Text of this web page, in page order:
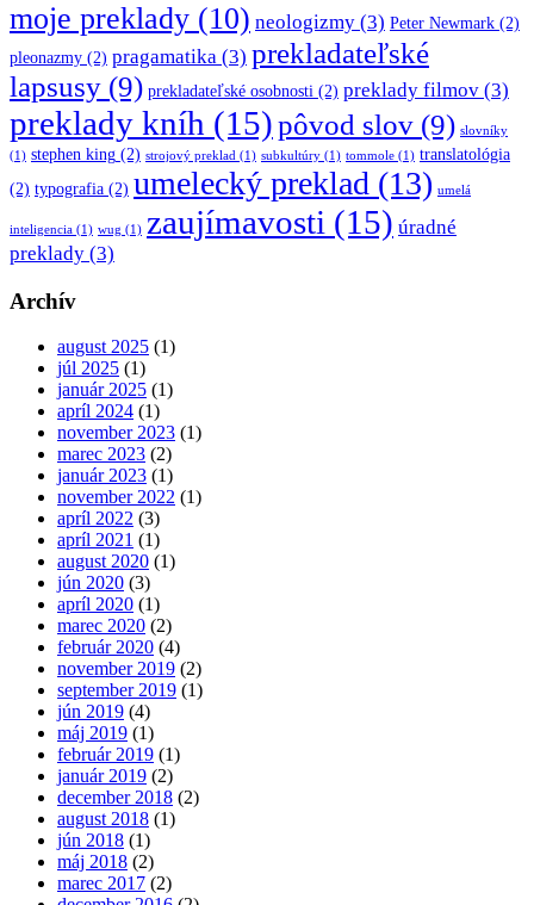
moje preklady (10) neologizmy (3) Peter Newmark (2)
pleonazmy (2) pragamatika (3) prekladateľské
lapsusy (9) prekladateľské osobnosti (2) preklady filmov (3)
preklady kníh (15)pôvod slov (9) slovníky
(1) stephen king (2) strojový preklad (1) subkultúry (1) tommole (1) translatológia
(2) typografia (2) umelecký preklad (13) umelá
inteligencia (1) wug (1) zaujímavosti (15) úradné
preklady (3)
Archív
august 2025 (1)
júl 2025 (1)
január 2025 (1)
apríl 2024 (1)
november 2023 (1)
marec 2023 (2)
január 2023 (1)
november 2022 (1)
apríl 2022 (3)
apríl 2021 (1)
august 2020 (1)
jún 2020 (3)
apríl 2020 (1)
marec 2020 (2)
február 2020 (4)
november 2019 (2)
september 2019 (1)
jún 2019 (4)
máj 2019 (1)
február 2019 (1)
január 2019 (2)
december 2018 (2)
august 2018 (1)
jún 2018 (1)
máj 2018 (2)
marec 2017 (2)